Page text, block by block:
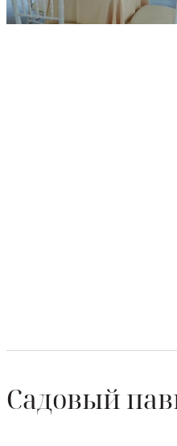
Садовый